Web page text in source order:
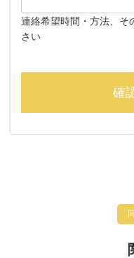
連絡希望時間・方法、そ
さい